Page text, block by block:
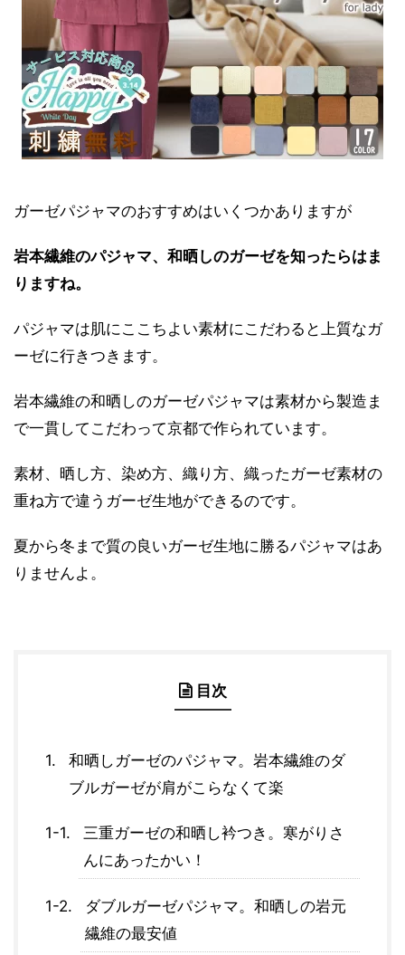
ガーゼパジャマのおすすめはいくつかありますが
岩本繊維のパジャマ、和晒しのガーゼを知ったらはま
りますね。
パジャマは肌にここちよい素材にこだわると上質なガ
ーゼに行きつきます。
岩本繊維の和晒しのガーゼパジャマは素材から製造ま
で一貫してこだわって京都で作られています。
素材、晒し方、染め方、織り方、織ったガーゼ素材の
重ね方で違うガーゼ生地ができるのです。
夏から冬まで質の良いガーゼ生地に勝るパジャマはあ
りませんよ。
目次
和晒しガーゼのパジャマ。岩本繊維のダ
ブルガーゼが肩がこらなくて楽
三重ガーゼの和晒し衿つき。寒がりさ
んにあったかい！
ダブルガーゼパジャマ。和晒しの岩元
繊維の最安値